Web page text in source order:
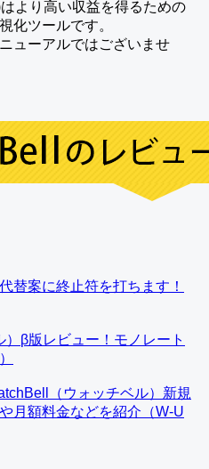
より高い収益を得るための
化ツールです。
ューアルではございませ
替案に終止符を打ちます！
β版レビュー！モノレート
（ウォッチベル）新規
月額料金などを紹介（W-U